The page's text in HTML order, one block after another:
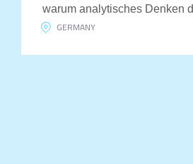
warum analytisches Denken
GERMANY